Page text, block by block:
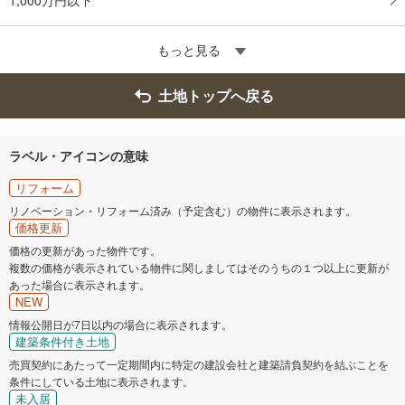
もっと見る
土地トップへ戻る
ラベル・アイコンの意味
リフォーム
リノベーション・リフォーム済み（予定含む）の物件に表示されます。
価格更新
価格の更新があった物件です。
複数の価格が表示されている物件に関しましてはそのうちの１つ以上に更新が
あった場合に表示されます。
NEW
情報公開日が7日以内の場合に表示されます。
建築条件付き土地
売買契約にあたって一定期間内に特定の建設会社と建築請負契約を結ぶことを
条件にしている土地に表示されます。
未入居